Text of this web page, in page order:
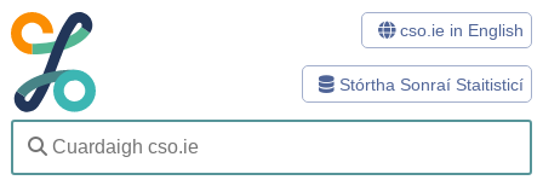
Stórtha Sonraí Staitisticí
cso.ie in English